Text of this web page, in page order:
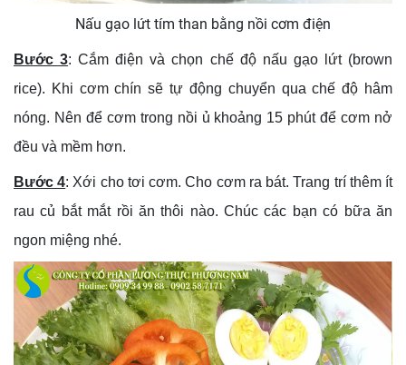
Nấu gạo lứt tím than bằng nồi cơm điện
Bước 3: Cắm điện và chọn chế độ nấu gạo lứt (brown
rice). Khi cơm chín sẽ tự động chuyển qua chế độ hâm
nóng. Nên để cơm trong nồi ủ khoảng 15 phút để cơm nở
đều và mềm hơn.
Bước 4: Xới cho tơi cơm. Cho cơm ra bát. Trang trí thêm ít
rau củ bắt mắt rồi ăn thôi nào. Chúc các bạn có bữa ăn
ngon miệng nhé.